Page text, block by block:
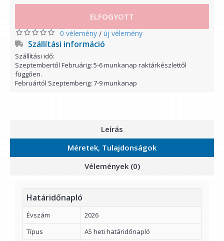
ELFOGYOTT
0 vélemény / új vélemény
Szállítási információ
Szállítási idő:
Szeptembertől Februárig: 5-6 munkanap raktárkészlettől
függően.
Februártól Szeptemberig: 7-9 munkanap
Leírás
Méretek, Tulajdonságok
Vélemények (0)
Határidőnapló
Évszám
2026
Típus
A5 heti határidőnapló